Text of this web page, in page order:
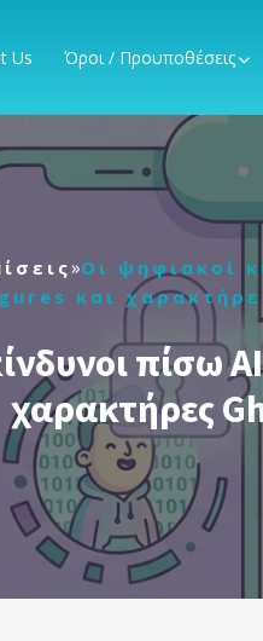
Us Όροι / Προυποθέσεις
»Οι ψηφιακοί
και
πίσω
χαρακτήρες